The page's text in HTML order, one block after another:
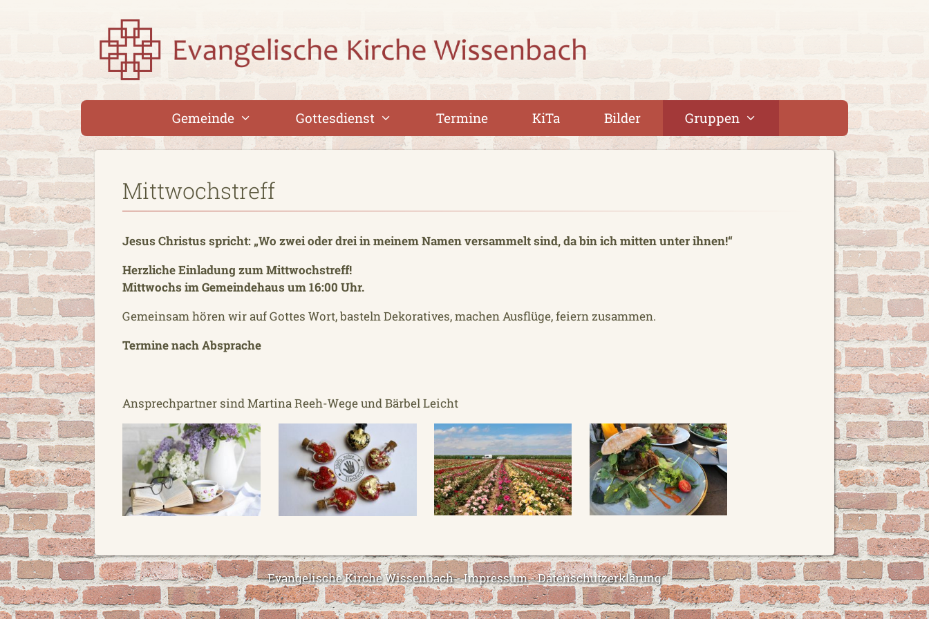
Gemeinde Gottesdienst Termine KiTa Bilder Gruppen
Mittwochstreff
Jesus Christus spricht: „Wo zwei oder drei in meinem Namen versammelt sind, da bin ich mitten unter ihnen!“
Herzliche Einladung zum Mittwochstreff!
Mittwochs im Gemeindehaus um 16:00 Uhr.
Gemeinsam hören wir auf Gottes Wort, basteln Dekoratives, machen Ausflüge, feiern zusammen.
Termine nach Absprache
Ansprechpartner sind Martina Reeh-Wege und Bärbel Leicht
Evangelische Kirche Wissenbach -Impressum-Datenschutzerklärung